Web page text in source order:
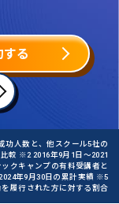
る
功人数と、他スクール5社の
較 ※2 2016年9月1日〜2021
クキャンプの有料受講者と
年9月30日の累計実績 ※5
履行された方に対する割合